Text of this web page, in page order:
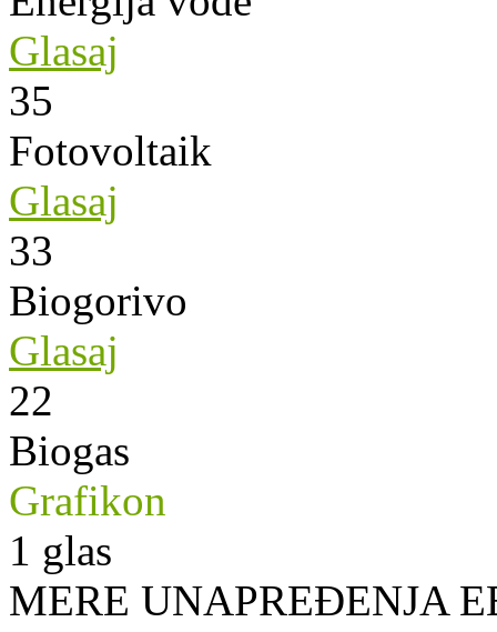
Glasaj
35
Fotovoltaik
Glasaj
33
Biogorivo
Glasaj
22
Biogas
Grafikon
1 glas
MERE UNAPREĐENJA